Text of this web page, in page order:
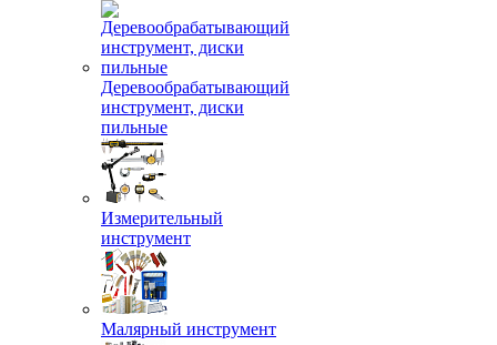
Деревообрабатывающий
инструмент, диски
пильные
Измерительный
инструмент
Малярный инструмент